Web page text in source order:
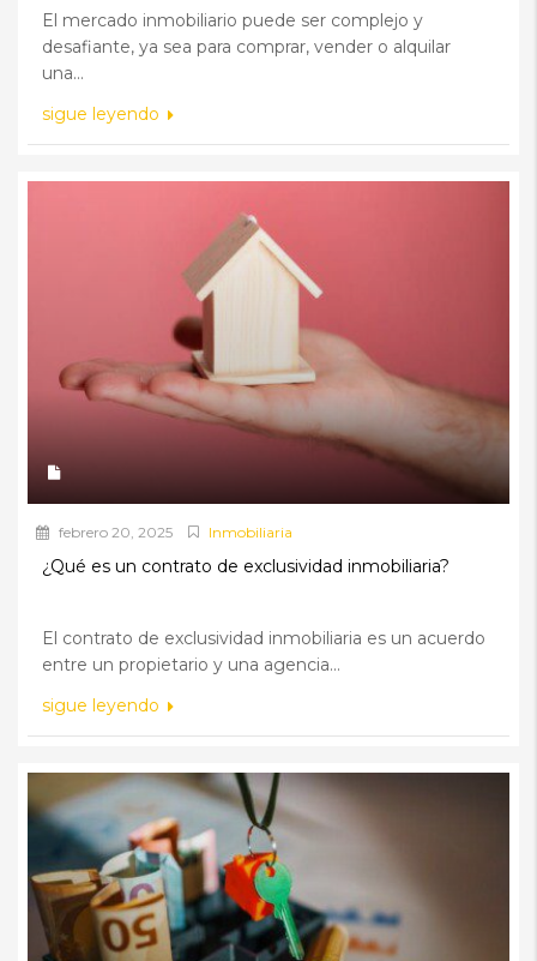
El mercado inmobiliario puede ser complejo y
desafiante, ya sea para comprar, vender o alquilar
una...
sigue leyendo
febrero 20, 2025 Inmobiliaria
¿Qué es un contrato de exclusividad inmobiliaria?
El contrato de exclusividad inmobiliaria es un acuerdo
entre un propietario y una agencia...
sigue leyendo